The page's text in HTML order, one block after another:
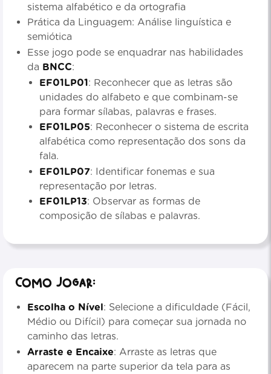
sistema alfabético e da ortografia
Prática da Linguagem: Análise linguística e
semiótica
Esse jogo pode se enquadrar nas habilidades
da BNCC:
EF01LP01: Reconhecer que as letras são
unidades do alfabeto e que combinam-se
para formar sílabas, palavras e frases.
EF01LP05: Reconhecer o sistema de escrita
alfabética como representação dos sons da
fala.
EF01LP07: Identificar fonemas e sua
representação por letras.
EF01LP13: Observar as formas de
composição de sílabas e palavras.
Como jogar:
Escolha o Nível: Selecione a dificuldade (Fácil,
Médio ou Difícil) para começar sua jornada no
caminho das letras.
Arraste e Encaixe: Arraste as letras que
aparecem na parte superior da tela para as